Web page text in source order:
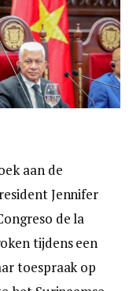
aan de
Jennifer
de la
tijdens een
toespraak op